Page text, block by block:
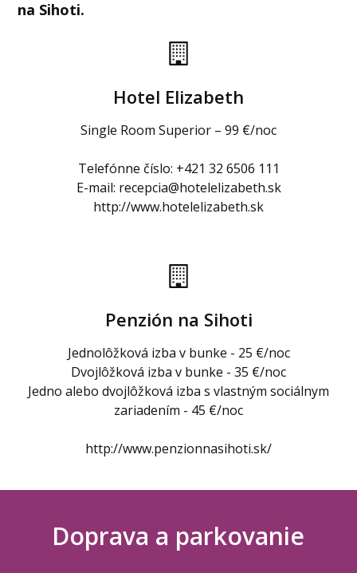
na Sihoti.
Hotel Elizabeth
Single Room Superior – 99 €/noc
Telefónne číslo: +421 32 6506 111
E-mail: recepcia@hotelelizabeth.sk
http://www.hotelelizabeth.sk
Penzión na Sihoti
Jednolôžková izba v bunke - 25 €/noc
Dvojlôžková izba v bunke - 35 €/noc
Jedno alebo dvojlôžková izba s vlastným sociálnym
zariadením - 45 €/noc
http://www.penzionnasihoti.sk/
Doprava a parkovanie